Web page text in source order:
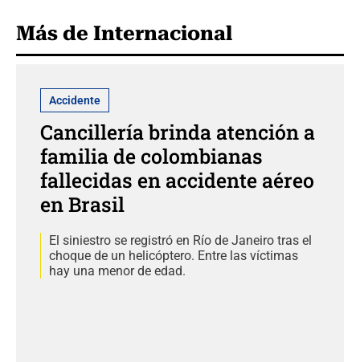
Más de Internacional
Accidente
Cancillería brinda atención a
familia de colombianas
fallecidas en accidente aéreo
en Brasil
El siniestro se registró en Río de Janeiro tras el
choque de un helicóptero. Entre las víctimas
hay una menor de edad.